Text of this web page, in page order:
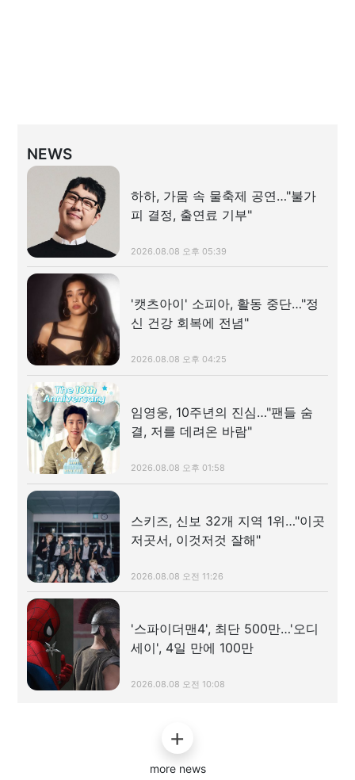
NEWS
하하, 가뭄 속 물축제 공연…"불가
피 결정, 출연료 기부"
2026.08.08 오후 05:39
'캣츠아이' 소피아, 활동 중단…"정
신 건강 회복에 전념"
2026.08.08 오후 04:25
임영웅, 10주년의 진심…"팬들 숨
결, 저를 데려온 바람"
2026.08.08 오후 01:58
스키즈, 신보 32개 지역 1위…"이곳
저곳서, 이것저것 잘해"
2026.08.08 오전 11:26
'스파이더맨4', 최단 500만…'오디
세이', 4일 만에 100만
2026.08.08 오전 10:08
more news